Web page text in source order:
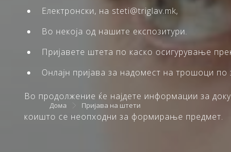
Електронски, на steti@triglav.mk,
Во некоја од нашите експозитури.
Пријавете штета по каско осигурување
Онлајн пријава за надомест на трошоци
Во продолжение ќе најдете информации за
коишто се неопходни за формирање предмет.
Дома Пријава на штети